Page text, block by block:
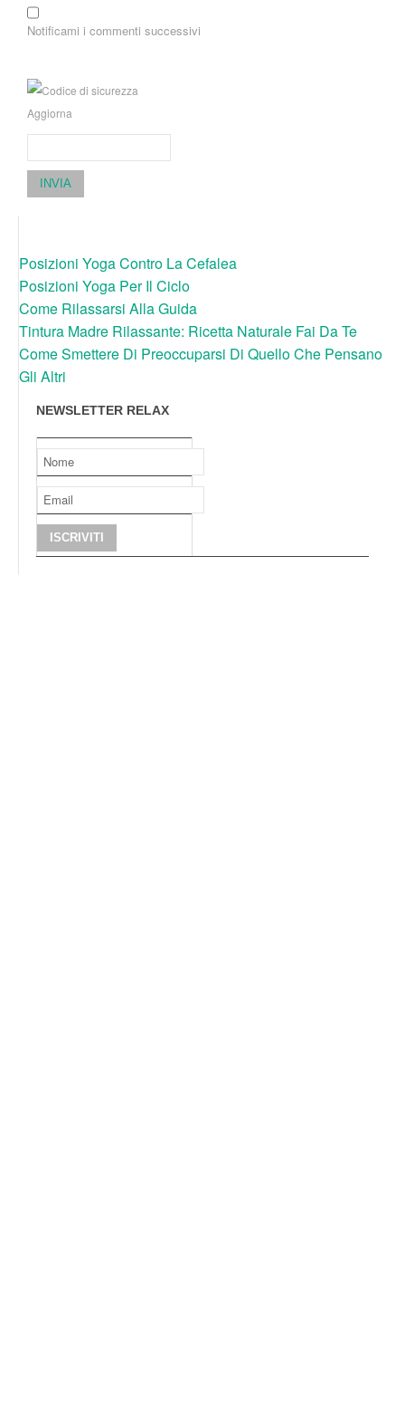
Notificami i commenti successivi
Aggiorna
INVIA
Posizioni Yoga Contro La Cefalea
Posizioni Yoga Per Il Ciclo
Come Rilassarsi Alla Guida
Tintura Madre Rilassante: Ricetta Naturale Fai Da Te
Come Smettere Di Preoccuparsi Di Quello Che Pensano
Gli Altri
NEWSLETTER RELAX